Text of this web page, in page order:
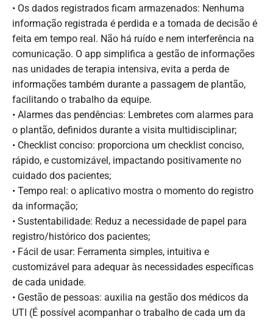
• Os dados registrados ficam armazenados: Nenhuma
informação registrada é perdida e a tomada de decisão é
feita em tempo real. Não há ruído e nem interferência na
comunicação. O app simplifica a gestão de informações
nas unidades de terapia intensiva, evita a perda de
informações também durante a passagem de plantão,
facilitando o trabalho da equipe.
• Alarmes das pendências: Lembretes com alarmes para
o plantão, definidos durante a visita multidisciplinar;
• Checklist conciso: proporciona um checklist conciso,
rápido, e customizável, impactando positivamente no
cuidado dos pacientes;
• Tempo real: o aplicativo mostra o momento do registro
da informação;
• Sustentabilidade: Reduz a necessidade de papel para
registro/histórico dos pacientes;
• Fácil de usar: Ferramenta simples, intuitiva e
customizável para adequar às necessidades específicas
de cada unidade.
• Gestão de pessoas: auxilia na gestão dos médicos da
UTI (É possível acompanhar o trabalho de cada um da